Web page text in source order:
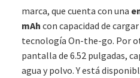
marca, que cuenta con una
mAh con capacidad de
tecnología On-the-go. Por
pantalla de 6.52 pulgadas,
agua y polvo. Y está